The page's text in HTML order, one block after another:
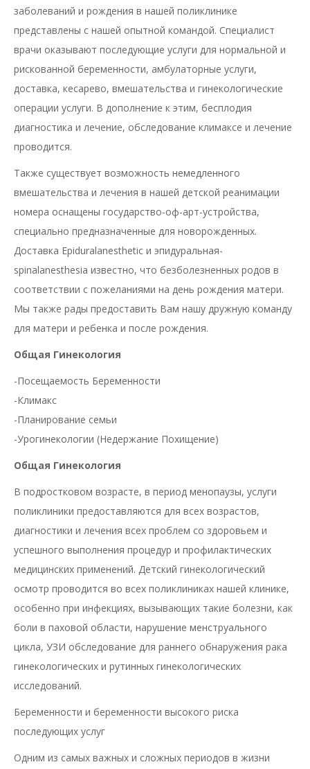
заболеваний и рождения в нашей поликлинике
представлены с нашей опытной командой. Специалист
врачи оказывают последующие услуги для нормальной и
рискованной беременности, амбулаторные услуги,
доставка, кесарево, вмешательства и гинекологические
операции услуги. В дополнение к этим, бесплодия
диагностика и лечение, обследование климаксе и лечение
проводится.
Также существует возможность немедленного
вмешательства и лечения в нашей детской реанимации
номера оснащены государство-оф-арт-устройства,
специально предназначенные для новорожденных.
Доставка Epiduralanesthetic и эпидуральная-
spinalanesthesia известно, что безболезненных родов в
соответствии с пожеланиями на день рождения матери.
Мы также рады предоставить Вам нашу дружную команду
для матери и ребенка и после рождения.
Общая Гинекология
-Посещаемость Беременности
-Климакс
-Планирование семьи
-Урогинекологии (Недержание Похищение)
Общая Гинекология
В подростковом возрасте, в период менопаузы, услуги
поликлиники предоставляются для всех возрастов,
диагностики и лечения всех проблем со здоровьем и
успешного выполнения процедур и профилактических
медицинских применений. Детский гинекологический
осмотр проводится во всех поликлиниках нашей клинике,
особенно при инфекциях, вызывающих такие болезни, как
боли в паховой области, нарушение менструального
цикла, УЗИ обследование для раннего обнаружения рака
гинекологических и рутинных гинекологических
исследований.
Беременности и беременности высокого риска
последующих услуг
Одним из самых важных и сложных периодов в жизни